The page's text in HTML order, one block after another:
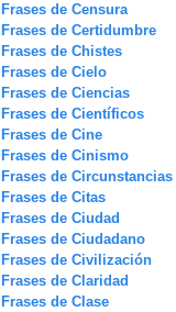
Frases de Censura
Frases de Certidumbre
Frases de Chistes
Frases de Cielo
Frases de Ciencias
Frases de Científicos
Frases de Cine
Frases de Cinismo
Frases de Circunstancias
Frases de Citas
Frases de Ciudad
Frases de Ciudadano
Frases de Civilización
Frases de Claridad
Frases de Clase